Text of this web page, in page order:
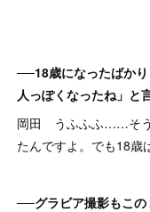
──18歳になったばか
人っぽくなったね」と
岡田 うふふふ……そう
たんですよ。でも18歳
──グラビア撮影もこの